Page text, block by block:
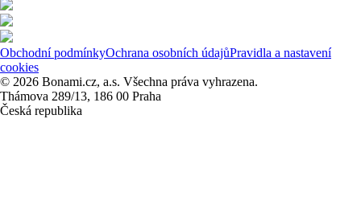
Obchodní podmínkyOchrana osobních údajůPravidla a nastavení
cookies
© 2026 Bonami.cz, a.s. Všechna práva vyhrazena.
Thámova 289/13, 186 00 Praha
Česká republika